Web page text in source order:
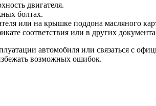
двигателя.
болтах.
или на крышке поддона масляного
соответствия или в других
автомобиля или связаться с
возможных ошибок.